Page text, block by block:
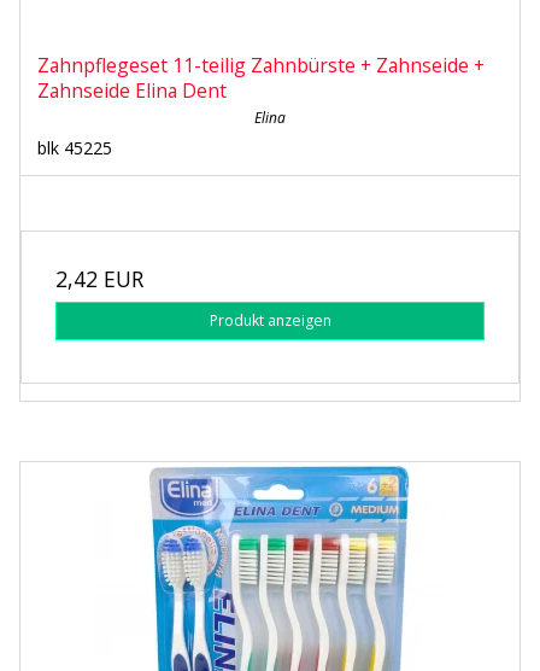
Zahnpflegeset 11-teilig Zahnbürste + Zahnseide +
Zahnseide Elina Dent
Elina
blk 45225
2,42 EUR
Produkt anzeigen